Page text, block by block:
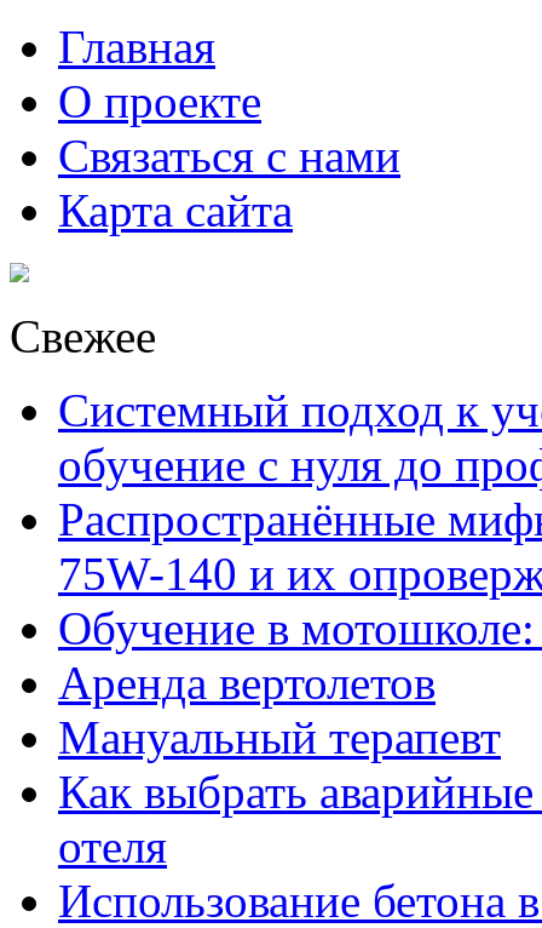
Главная
О проекте
Связаться с нами
Карта сайта
Свежее
Системный подход к
обучение с нуля до
Распространённые
75W-140 и их
Обучение в
Аренда вертолетов
Мануальный терапевт
Как выбрать
отеля
Использование бетона